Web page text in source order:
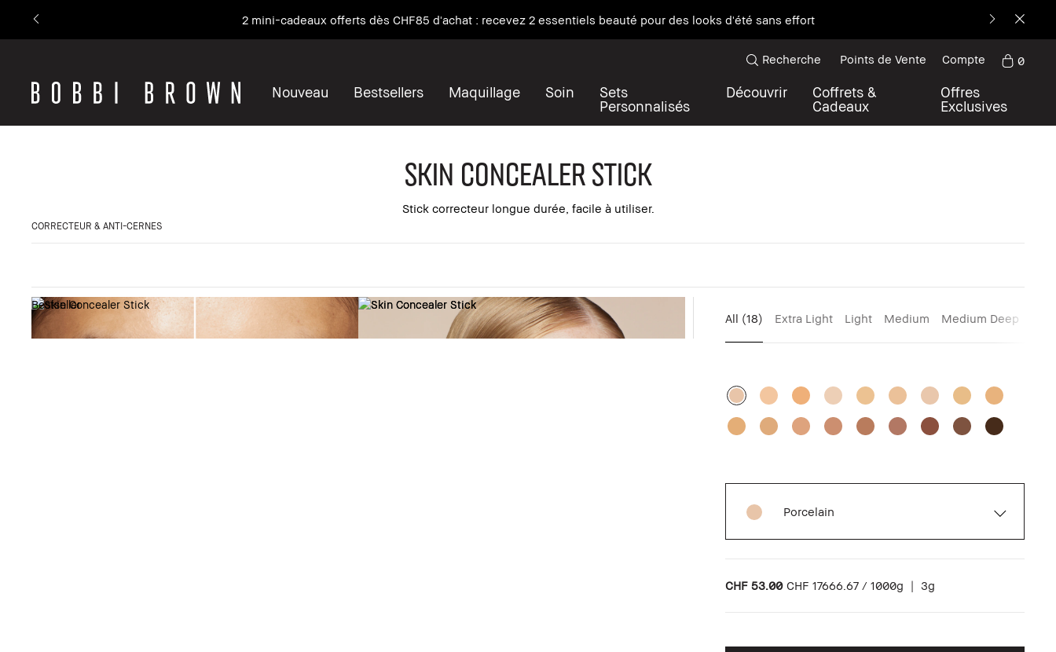
2 mini-cadeaux offerts dès CHF85 d'achat : recevez 2 essentiels beauté pour des looks d'été sans effort
Nouveau Bestsellers Maquillage Soin
Sets
Personnalisés
Découvrir
Coffrets &
Cadeaux
Offres
Exclusives
Recherche Points de Vente Compte 0
Skin Concealer Stick
Stick correcteur longue durée, facile à utiliser.
CORRECTEUR & ANTI-CERNES
Bestseller
All (18) Extra Light Light Medium Medium Deep
Porcelain
CHF 53.00 CHF 17666.67 / 1000g | 3g